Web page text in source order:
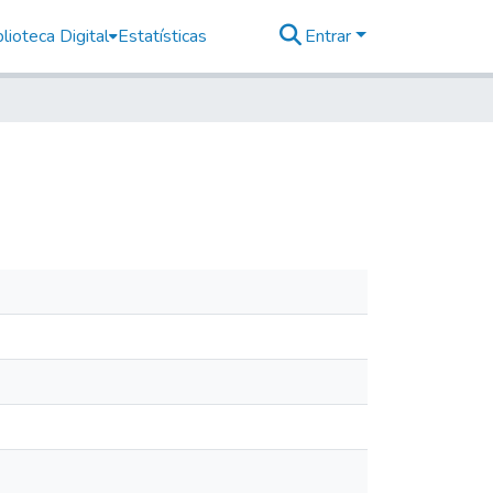
Digital Estatísticas Entrar